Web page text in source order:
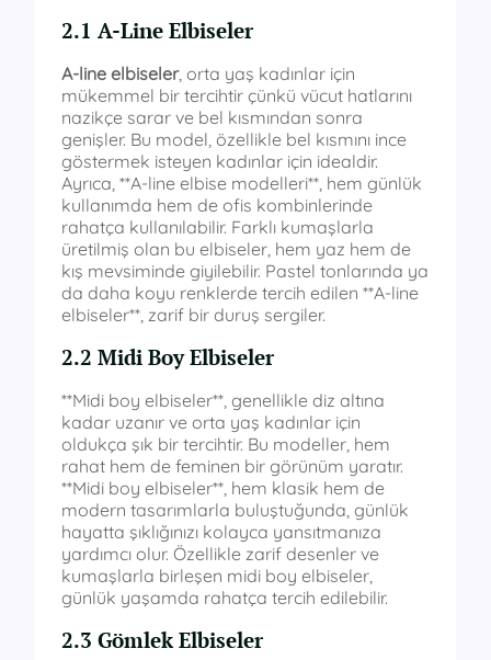
2.1 A-Line Elbiseler
A-line elbiseler, orta yaş kadınlar için
mükemmel bir tercihtir çünkü vücut hatlarını
nazikçe sarar ve bel kısmından sonra
genişler. Bu model, özellikle bel kısmını ince
göstermek isteyen kadınlar için idealdir.
Ayrıca, **A-line elbise modelleri**, hem günlük
kullanımda hem de ofis kombinlerinde
rahatça kullanılabilir. Farklı kumaşlarla
üretilmiş olan bu elbiseler, hem yaz hem de
kış mevsiminde giyilebilir. Pastel tonlarında ya
da daha koyu renklerde tercih edilen **A-line
elbiseler**, zarif bir duruş sergiler.
2.2 Midi Boy Elbiseler
**Midi boy elbiseler**, genellikle diz altına
kadar uzanır ve orta yaş kadınlar için
oldukça şık bir tercihtir. Bu modeller, hem
rahat hem de feminen bir görünüm yaratır.
**Midi boy elbiseler**, hem klasik hem de
modern tasarımlarla buluştuğunda, günlük
hayatta şıklığınızı kolayca yansıtmanıza
yardımcı olur. Özellikle zarif desenler ve
kumaşlarla birleşen midi boy elbiseler,
günlük yaşamda rahatça tercih edilebilir.
2.3 Gömlek Elbiseler